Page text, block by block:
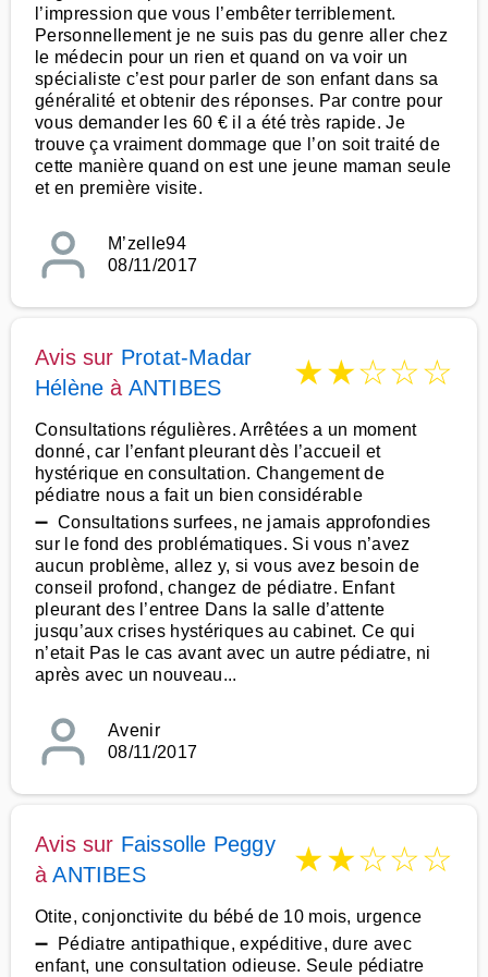
l’impression que vous l’embêter terriblement.
Personnellement je ne suis pas du genre aller chez
le médecin pour un rien et quand on va voir un
spécialiste c’est pour parler de son enfant dans sa
généralité et obtenir des réponses. Par contre pour
vous demander les 60 € il a été très rapide. Je
trouve ça vraiment dommage que l’on soit traité de
cette manière quand on est une jeune maman seule
et en première visite.
M’zelle94
08/11/2017
Avis sur Protat-Madar
Hélène à ANTIBES ★★☆☆☆
Consultations régulières. Arrêtées a un moment
donné, car l’enfant pleurant dès l’accueil et
hystérique en consultation. Changement de
pédiatre nous a fait un bien considérable
➖ Consultations surfees, ne jamais approfondies
sur le fond des problématiques. Si vous n’avez
aucun problème, allez y, si vous avez besoin de
conseil profond, changez de pédiatre. Enfant
pleurant des l’entree Dans la salle d’attente
jusqu’aux crises hystériques au cabinet. Ce qui
n’etait Pas le cas avant avec un autre pédiatre, ni
après avec un nouveau...
Avenir
08/11/2017
Avis sur Faissolle Peggy
àANTIBES ★★☆☆☆
Otite, conjonctivite du bébé de 10 mois, urgence
➖ Pédiatre antipathique, expéditive, dure avec
enfant, une consultation odieuse. Seule pédiatre